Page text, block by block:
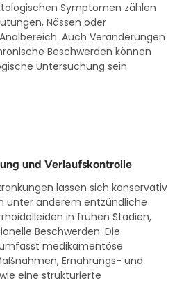
Symptomen zählen
Nässen oder
Auch Veränderungen
Beschwerden können
Untersuchung sein.
und Verlaufskontrolle
lassen sich konservativ
unter anderem entzündliche
in frühen Stadien,
Beschwerden. Die
medikamentöse
Ernährungs- und
eine strukturierte